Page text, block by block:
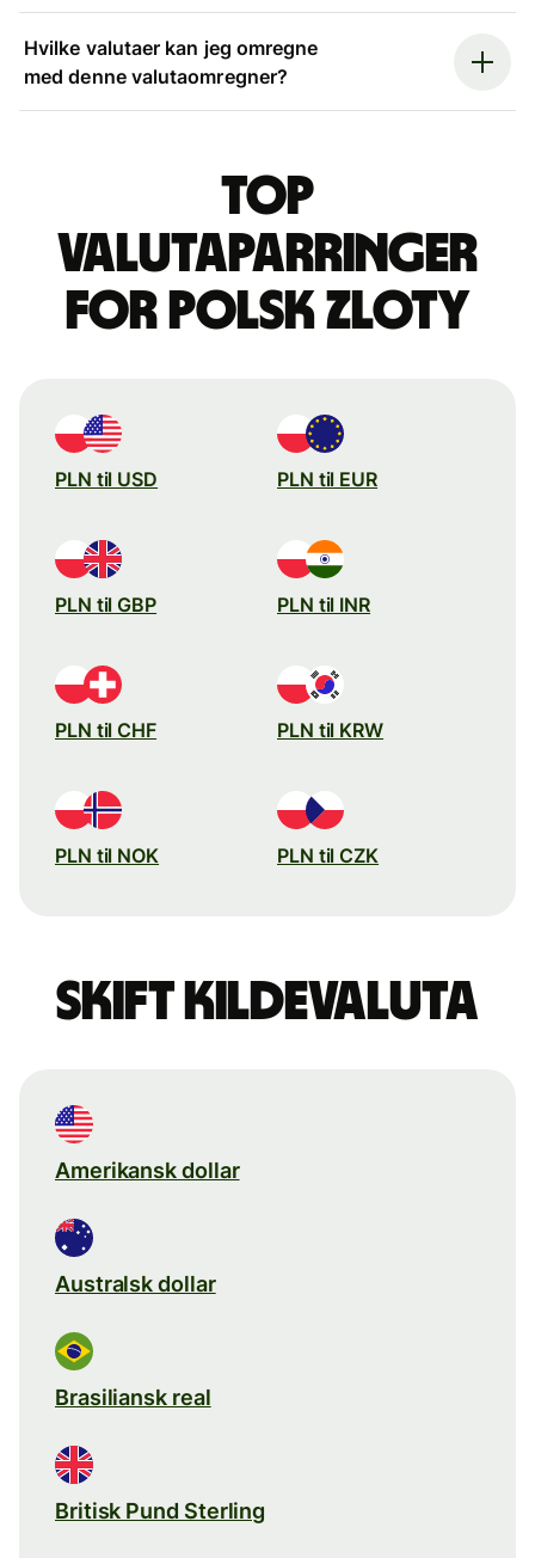
Hvilke valutaer kan jeg omregne
med denne valutaomregner?
Top
valutaparringer
for polsk zloty
PLN til USD PLN til EUR
PLN til GBP PLN til INR
PLN til CHF PLN til KRW
PLN til NOK PLN til CZK
Skift kildevaluta
Amerikansk dollar
Australsk dollar
Brasiliansk real
Britisk Pund Sterling